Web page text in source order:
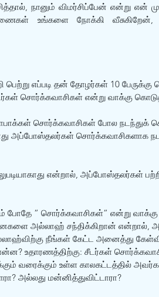
நானும் விமர்சிப்பேன் என்று என்
உங்களை நோக்கி வீசுகிறேன்,
எப்படி தன் தோழர்கள் 10
சொர்க்கவாசிகள் என்று வாக்கு
சொர்க்கவாசிகள் போல
அப்போஸ்தலர்கள் சொர்க்கவாசிகளாக
என்றால், அப்போஸ்தலர்கள்
போதே ” சொர்க்கவாசிகள்” என்று வாக்கு
அல்லாஹ் சந்திக்கிறான் என்றால்,
நீங்கள் கேட்ட அனைத்து
உதாரணத்திற்கு: சீடர்கள்
வரைக்கும் உள்ள காலகட்டத்தில்
அல்லது மன்னித்துவிட்டாரா?